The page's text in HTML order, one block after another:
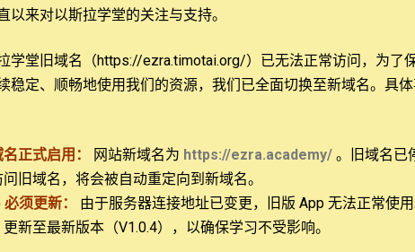
有收获：学会一个观察、解释和应用经文的系统，从而训练和提
的同学，这是一个释经的完整系统；对于希望进深研究圣经的
）获得道学硕士，现正在攻读神学博士。在学期间，获得
of Theta Phi）、Eta Beta Rho国家希伯来语言和文化学生
Students of Hebrew Language and Culture）、归纳式圣经研究
以来对以斯拉学堂的关注与支持。
学堂旧域名（https://ezra.timotai.org/）已无法正常访问， 为了
稳定、顺畅地使用我们的资源，我们已全面切换至新域名。具
正式启用： 网站新域名为 https://ezra.academy/ 。旧域名已
旧域名，将会被自动重定向到新域名。
必须更新：
由于服务器连接地址已变更，旧版 App 无法正常使
更新至最新版本（V1.0.4），以确保学习不受影响。